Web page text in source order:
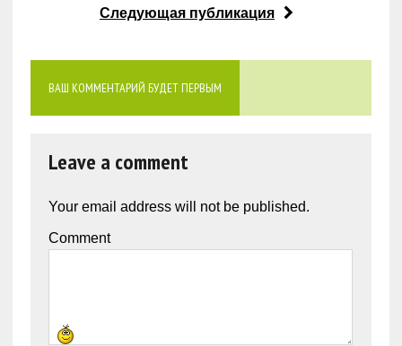
Следующая публикация
ВАШ КОММЕНТАРИЙ БУДЕТ ПЕРВЫМ
Leave a comment
Your email address will not be published.
Comment